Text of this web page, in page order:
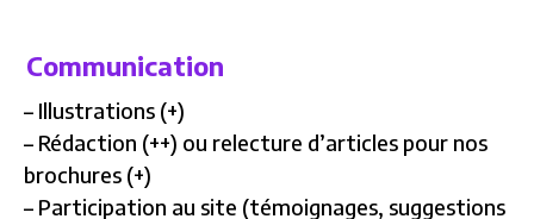
Communication
– Illustrations (+)
– Rédaction (++) ou relecture d’articles pour nos
brochures (+)
– Participation au site (témoignages, suggestions